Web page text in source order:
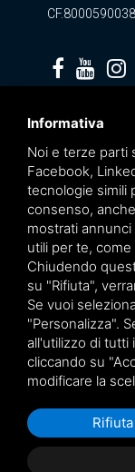
Questo sito è protetto da
Informativa
Noi e terze parti
Facebook,
tecnologie simili
consenso,
mostrati
utili per te,
Chiudendo
su "Rifiuta",
Se vuoi
"Personalizza".
all'utilizzo di tutti
cliccando su
modificare la
Rifiuta